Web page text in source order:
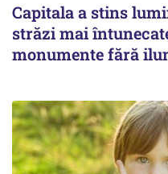
Capitala a stins
străzi mai
monumente fără